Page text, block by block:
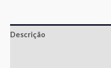
Descrição